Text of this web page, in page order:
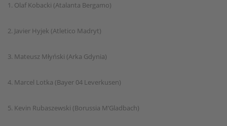
1. Olaf Kobacki (Atalanta Bergamo)
2. Javier Hyjek (Atletico Madryt)
3. Mateusz Młyński (Arka Gdynia)
4. Marcel Lotka (Bayer 04 Leverkusen)
5. Kevin Rubaszewski (Borussia M’Gladbach)